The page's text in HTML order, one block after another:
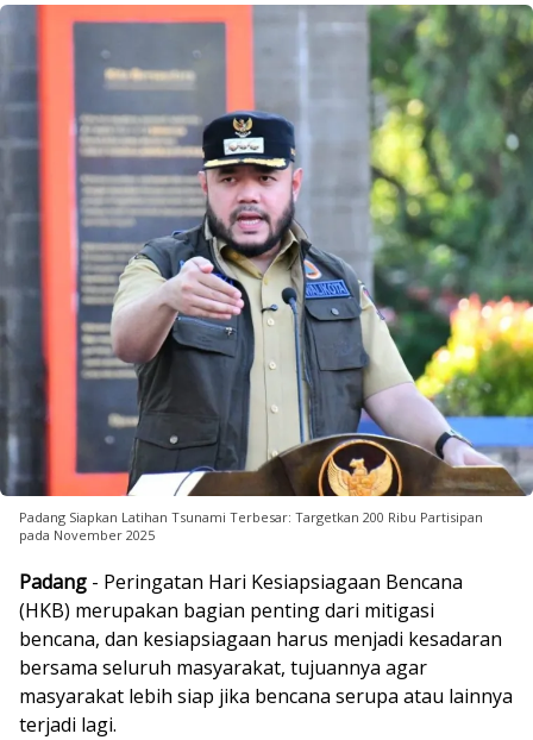
Padang Siapkan Latihan Tsunami Terbesar: Targetkan 200 Ribu Partisipan
pada November 2025
Padang - Peringatan Hari Kesiapsiagaan Bencana
(HKB) merupakan bagian penting dari mitigasi
bencana, dan kesiapsiagaan harus menjadi kesadaran
bersama seluruh masyarakat, tujuannya agar
masyarakat lebih siap jika bencana serupa atau lainnya
terjadi lagi.